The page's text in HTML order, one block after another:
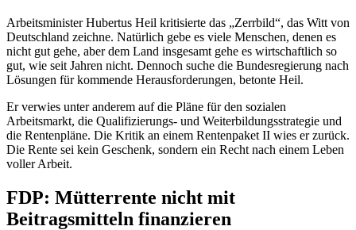
Arbeitsminister Hubertus Heil kritisierte das „Zerrbild“, das Witt von
Deutschland zeichne. Natürlich gebe es viele Menschen, denen es
nicht gut gehe, aber dem Land insgesamt gehe es wirtschaftlich so
gut, wie seit Jahren nicht. Dennoch suche die Bundesregierung nach
Lösungen für kommende Herausforderungen, betonte Heil.
Er verwies unter anderem auf die Pläne für den sozialen
Arbeitsmarkt, die Qualifizierungs- und Weiterbildungsstrategie und
die Rentenpläne. Die Kritik an einem Rentenpaket II wies er zurück.
Die Rente sei kein Geschenk, sondern ein Recht nach einem Leben
voller Arbeit.
FDP: Mütterrente nicht mit
Beitragsmitteln finanzieren